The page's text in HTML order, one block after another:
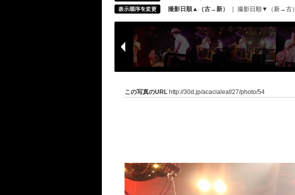
撮影日順▲（古→新）
撮影日順▼（新→古）
この写真のURL http://30d.jp/acacialeaf/27/photo/54